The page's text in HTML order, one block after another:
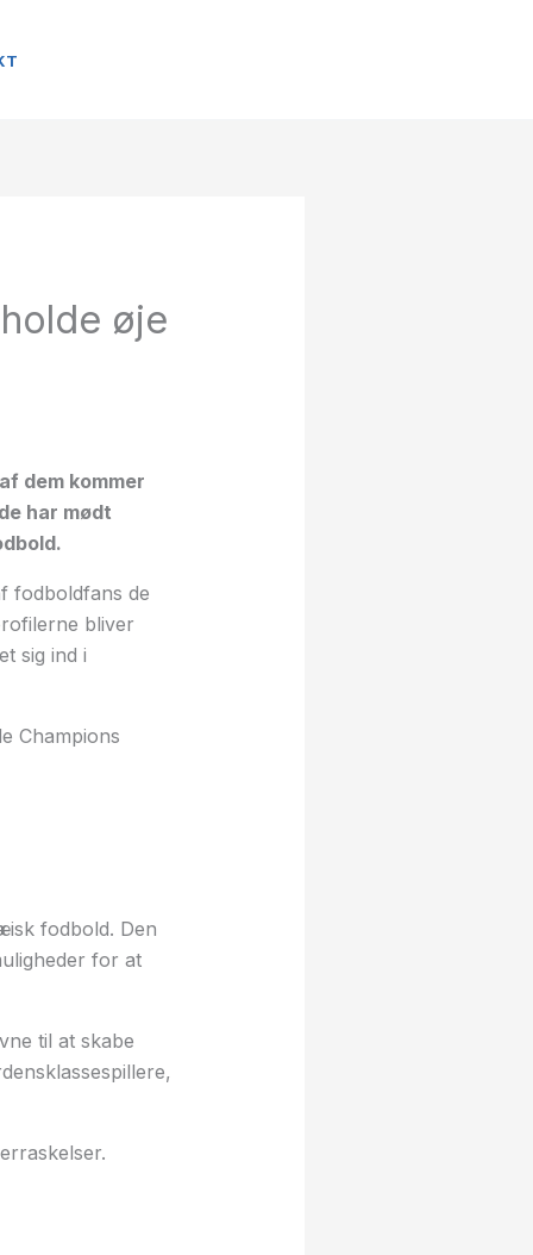
øje
dem kommer
har mødt
fodboldfans de
bliver
sig ind i
Champions
fodbold. Den
for at
til at skabe